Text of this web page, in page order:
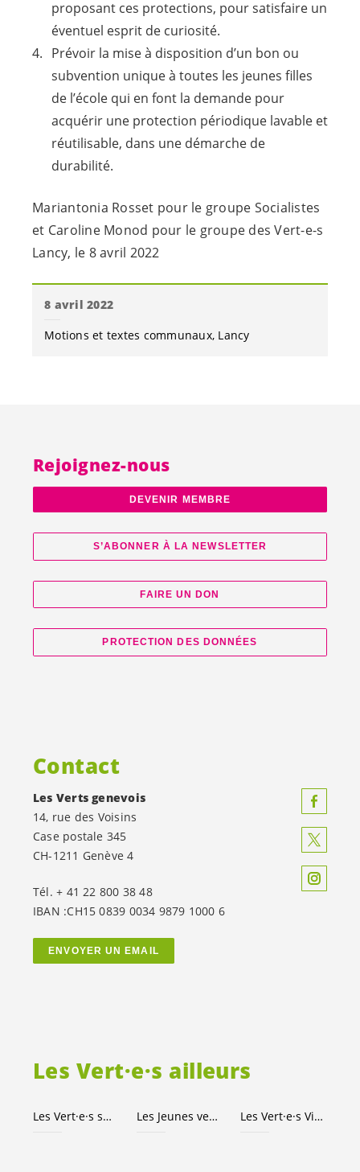
proposant ces protections, pour satisfaire un
éventuel esprit de curiosité.
Prévoir la mise à disposition d’un bon ou
subvention unique à toutes les jeunes filles
de l’école qui en font la demande pour
acquérir une protection périodique lavable et
réutilisable, dans une démarche de
durabilité.
Mariantonia Rosset pour le groupe Socialistes
et Caroline Monod pour le groupe desVert-e-s
Lancy, le 8 avril 2022
8 avril 2022
Motions et textes communaux Lancy
Les Vert·e·s ailleurs
Les Vert·e·s suisses Les Jeunes vert-e-s Les Vert·e·s Ville de Genève
Rejoignez-nous
DEVENIR MEMBRE
S’ABONNER À LA NEWSLETTER
FAIRE UN DON
PROTECTION DES DONNÉES
Contact
Les Verts genevois
14, rue des Voisins
Case postale 345
CH-1211 Genève 4
Tél. + 41 22 800 38 48
IBAN :CH15 0839 0034 9879 1000 6
ENVOYER UN EMAIL